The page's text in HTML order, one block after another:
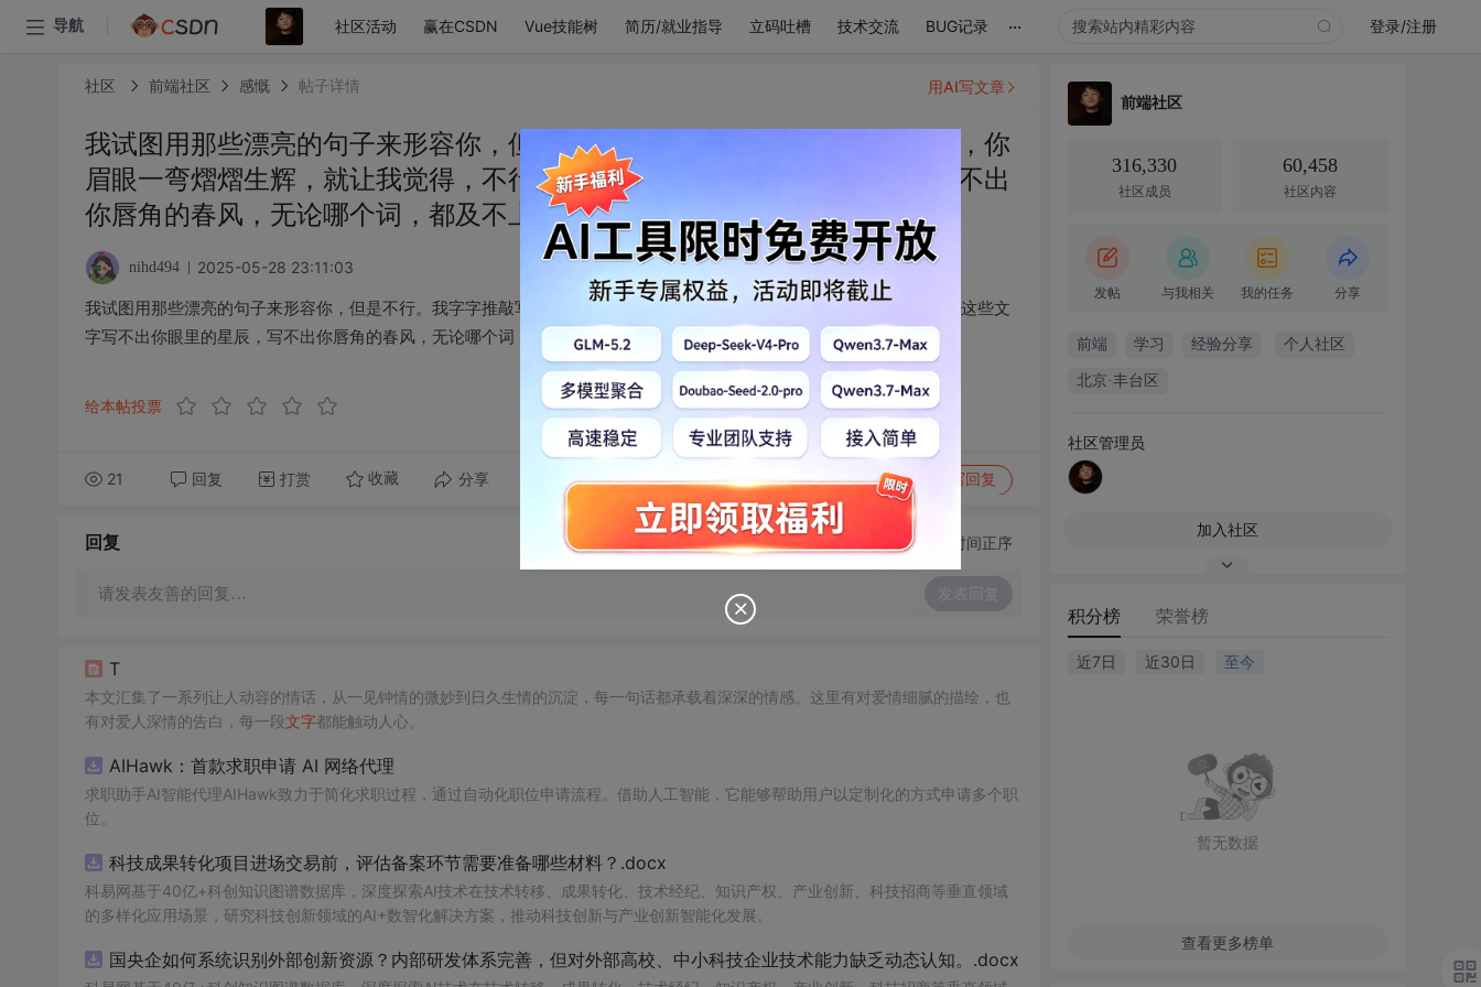
导航 社区活动 赢在CSDN Vue技能树 简历/就业指导 立码吐槽 技术交流 BUG记录 ... 登录/注册
社区 前端社区 感慨 帖子详情
我试图用那些漂亮的句子来形容你，但是不行。我字字推敲写出长长一段话，你
眉眼一弯熠熠生辉，就让我觉得，不行，这些文字写不出你眼里的星辰，写不出
你唇角的春风，无论哪个词，都及不上你半分的惊艳。
nihd494 2025-05-28 23:11:03
我试图用那些漂亮的句子来形容你，但是不行。我字字推敲写出长长一段话，你眉眼一弯熠熠生辉，就让我觉得，不行，这些文
字写不出你眼里的星辰，写不出你唇角的春风，无论哪个词，都及不上你半分的惊艳。
给本帖投票
21 回复 打赏 收藏 分享 转发到动态 举报 写回复
用AI写文章
回复 切换为时间正序
请发表友善的回复… 发表回复
T
本文汇集了一系列让人动容的情话，从一见钟情的微妙到日久生情的沉淀，每一句话都承载着深深的情感。这里有对爱情细腻的描绘，也
有对爱人深情的告白，每一段文字都能触动人心。
AIHawk：首款求职申请 AI 网络代理
求职助手AI智能代理AIHawk致力于简化求职过程，通过自动化职位申请流程。借助人工智能，它能够帮助用户以定制化的方式申请多个职
位。
科技成果转化项目进场交易前，评估备案环节需要准备哪些材料？.docx
科易网基于40亿+科创知识图谱数据库，深度探索AI技术在技术转移、成果转化、技术经纪、知识产权、产业创新、科技招商等垂直领域
的多样化应用场景，研究科技创新领域的AI+数智化解决方案，推动科技创新与产业创新智能化发展。
国央企如何系统识别外部创新资源？内部研发体系完善，但对外部高校、中小科技企业技术能力缺乏动态认知。.docx
前端社区
316,330
社区成员
60,458
社区内容
发帖 与我相关 我的任务 分享
前端 学习 经验分享 个人社区
北京·丰台区
社区管理员
加入社区
积分榜 荣誉榜
近7日 近30日 至今
暂无数据
查看更多榜单